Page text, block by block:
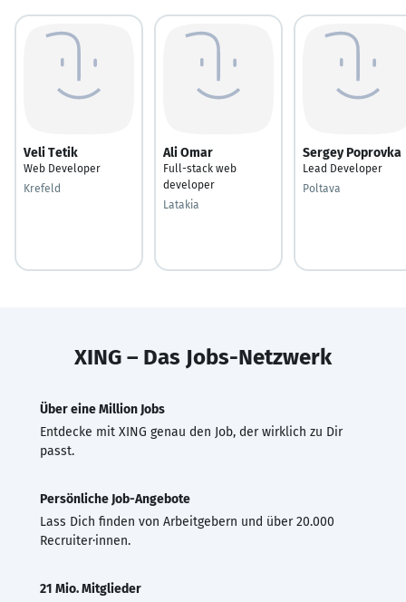
Veli Tetik
Web Developer
Krefeld
Ali Omar
Full-stack web
developer
Latakia
Sergey Poprovka
Lead Developer
Poltava
XING – Das Jobs-Netzwerk
Über eine Million Jobs
Entdecke mit XING genau den Job, der wirklich zu Dir
passt.
Persönliche Job-Angebote
Lass Dich finden von Arbeitgebern und über 20.000
Recruiter·innen.
21 Mio. Mitglieder